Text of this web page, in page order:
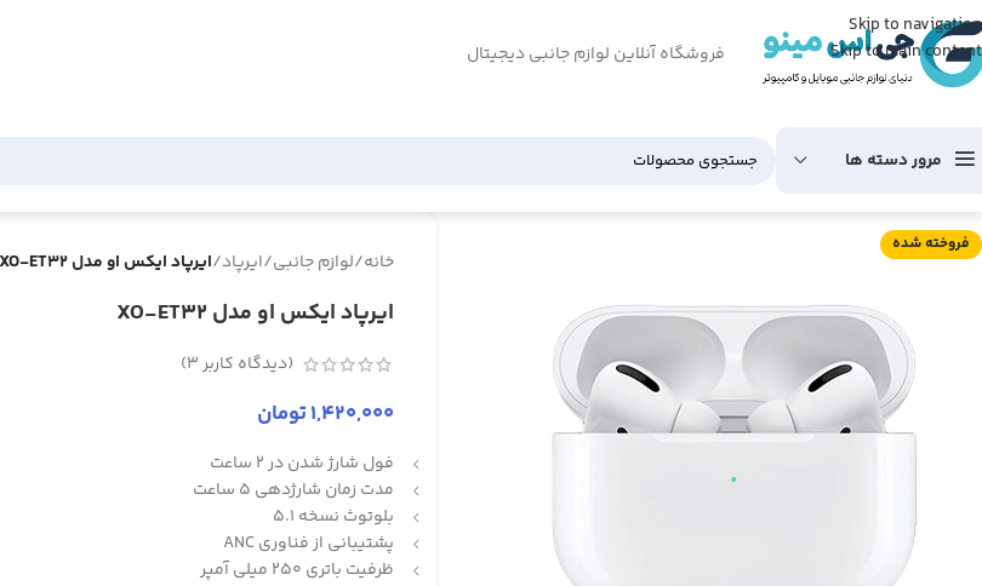
Skip to navigation
Skip to main content
فروشگاه آنلاین لوازم جانبی دیجیتال
مرور دسته ها
فروخته شده
خانه/لوازم جانبی/ایرپاد/ایرپاد ایکس او مدل XO-ET32
ایرپاد ایکس او مدل XO-ET32
(دیدگاه کاربر3
)
1,420,000تومان
فول شارژ شدن در 2 ساعت
مدت زمان شارژدهی 5 ساعت
بلوتوث نسخه 5.1
پشتیبانی از فناوری ANC
ظرفیت باتری 250 میلی آمپر